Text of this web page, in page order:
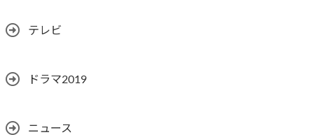
テレビ
ドラマ2019
ニュース